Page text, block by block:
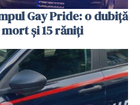
Gay Pride: o dubiță
și 15 răniți